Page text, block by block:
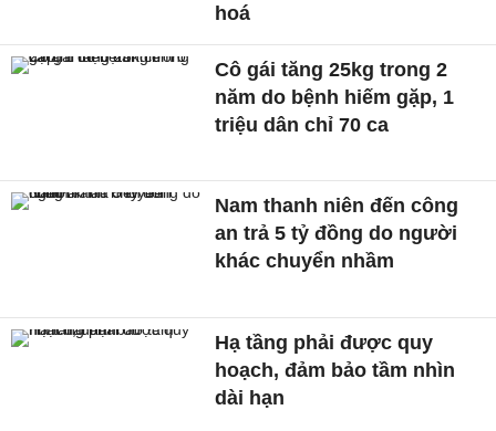
hoá
Cô gái tăng 25kg trong 2
năm do bệnh hiếm gặp, 1
triệu dân chỉ 70 ca
Nam thanh niên đến công
an trả 5 tỷ đồng do người
khác chuyển nhầm
Hạ tầng phải được quy
hoạch, đảm bảo tầm nhìn
dài hạn